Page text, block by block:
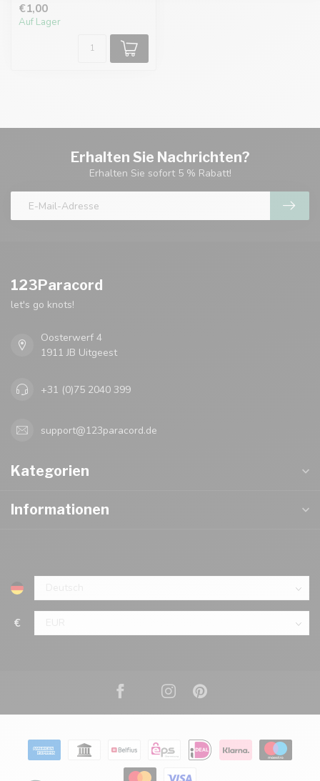
€1,00
Auf Lager
Erhalten Sie Nachrichten?
Erhalten Sie sofort 5 % Rabatt!
123Paracord
let's go knots!
Oosterwerf 4
1911 JB Uitgeest
+31 (0)75 2040 399
support@123paracord.de
Kategorien
Informationen
€